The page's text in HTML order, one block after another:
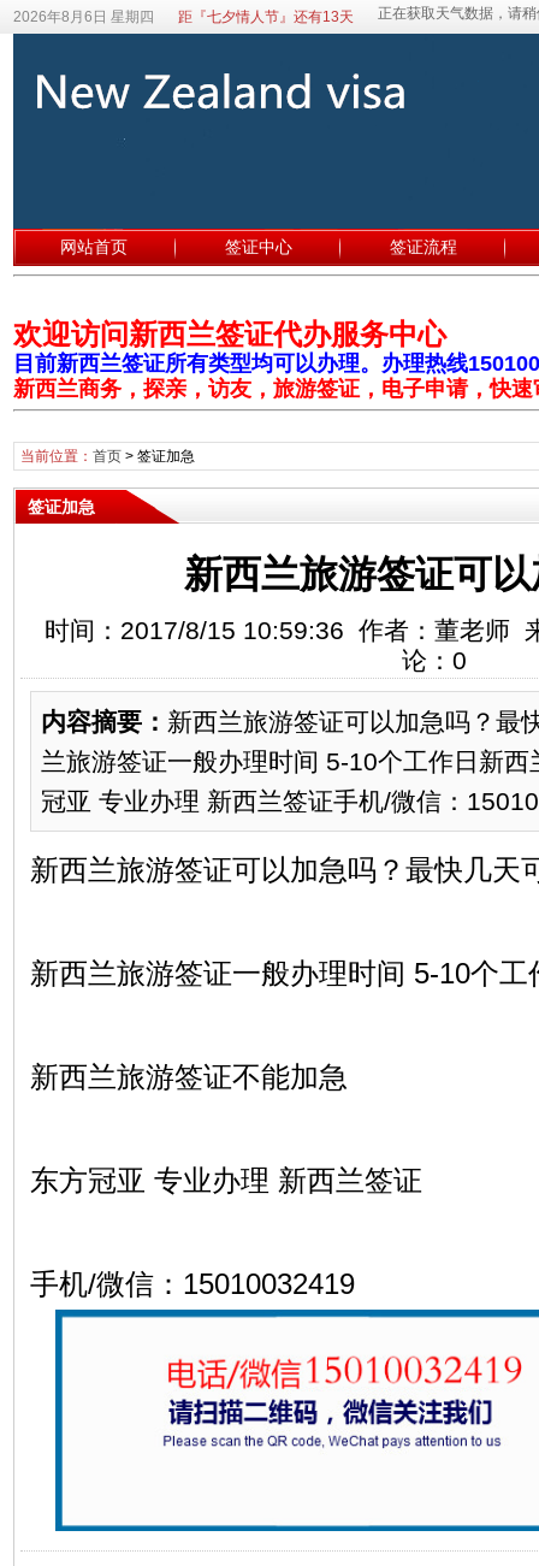
2026年8月6日 星期四 距『七夕情人节』还有13天
网站首页 签证中心 签证流程
欢迎访问新西兰签证代办服务中心
目前新西兰签证所有类型均可以办理。办理热线
新西兰商务，探亲，访友，旅游签证，电子申请，快速
当前位置： 首页> 签证加急
签证加急
新西兰旅游签证可
时间：2017/8/15 10:59:36 作者：董老师
论：0
内容摘要： 新西兰旅游签证可以加急吗？最
兰旅游签证一般办理时间 5-10个工作日新
冠亚 专业办理 新西兰签证手机/微信：
新西兰旅游签证可以加急吗？最快几天
新西兰旅游签证一般办理时间 5-10个工
新西兰旅游签证不能加急
东方冠亚 专业办理 新西兰签证
手机/微信：15010032419